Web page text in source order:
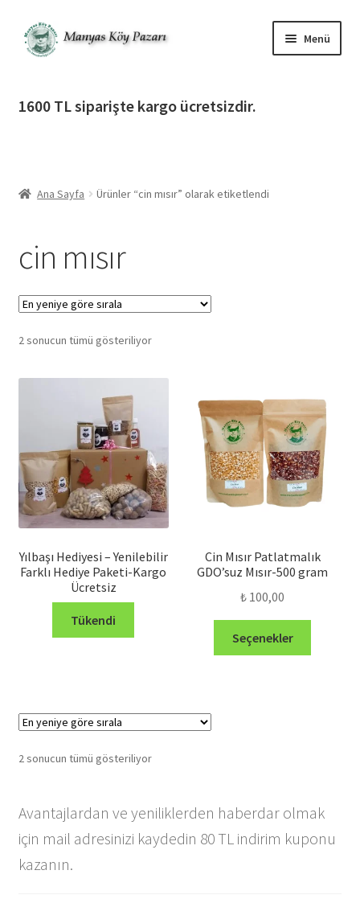
Dolaşıma
geç
İçeriğe
geç
Menü
İletişim
1600 TL siparişte kargo ücretsizdir.
Ana Sayfa Ürünler “cin mısır” olarak etiketlendi
cin mısır
2 sonucun tümü gösteriliyorEn
Yılbaşı Hediyesi – Yenilebilir
Farklı Hediye Paketi-Kargo
Ücretsiz
Tükendi
Cin Mısır Patlatmalık
GDO’suz Mısır-500 gram
₺ 100,00
Seçenekler
2 sonucun tümü gösteriliyorEn
sıralandı
Avantajlardan ve yeniliklerden haberdar olmak
için mail adresinizi kaydedin 80 TL indirim kuponu
kazanın.